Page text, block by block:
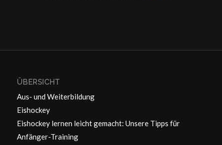
ÜBERSICHT
Aus- und Weiterbildung
Eishockey
Eishockey lernen leicht gemacht: Unsere Tipps für
Anfänger-Training